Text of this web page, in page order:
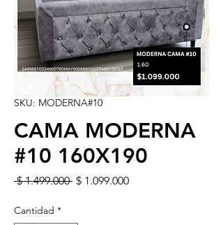
SKU: MODERNA#10
CAMA MODERNA
#10 160X190
$ 1.499.000 Precio
$ 1.099.000Precio de oferta
Cantidad *